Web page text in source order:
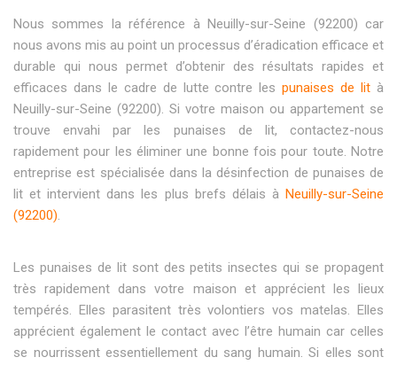
Nous sommes la référence à Neuilly-sur-Seine (92200) car
nous avons mis au point un processus d’éradication efficace et
durable qui nous permet d’obtenir des résultats rapides et
efficaces dans le cadre de lutte contre lespunaises de lit à
Neuilly-sur-Seine (92200). Si votre maison ou appartement se
trouve envahi par les punaises de lit, contactez-nous
rapidement pour les éliminer une bonne fois pour toute. Notre
entreprise est spécialisée dans la désinfection de punaises de
lit et intervient dans les plus brefs délais à Neuilly-sur-Seine
(92200).
Les punaises de lit sont des petits insectes qui se propagent
très rapidement dans votre maison et apprécient les lieux
tempérés. Elles parasitent très volontiers vos matelas. Elles
apprécient également le contact avec l’être humain car celles
se nourrissent essentiellement du sang humain. Si elles sont